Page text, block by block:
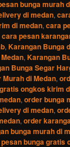
bunga murah
di medan,
di medan,cara
cara pesan
,Karangan Bunga
,Karangan
Bunga Segar
di Medan,
ongkos kirim
,order bunga
di medan,
,order
bunga murah di
pesan bunga gratis